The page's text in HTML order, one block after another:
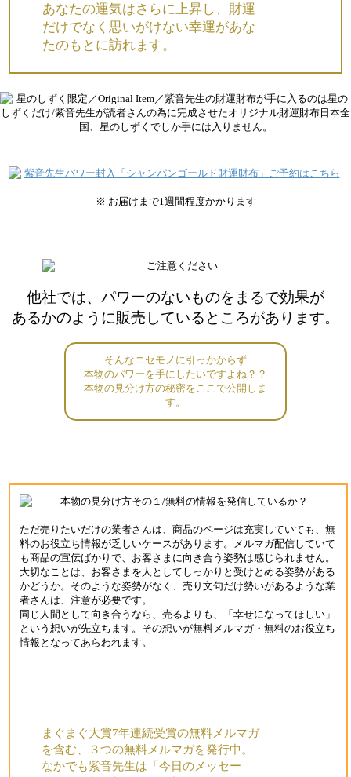
あなたの運気はさらに上昇し、財運
だけでなく思いがけない幸運があな
たのもとに訪れます。
※ お届けまで1週間程度かかります
他社では、パワーのないものをまるで効果が
あるかのように販売しているところがあります。
そんなニセモノに引っかからず
本物のパワーを手にしたいですよね？？
本物の見分け方の秘密をここで公開しま
す。
ただ売りたいだけの業者さんは、商品のページは充実していても、無
料のお役立ち情報が乏しいケースがあります。メルマガ配信していて
も商品の宣伝ばかりで、お客さまに向き合う姿勢は感じられません。
大切なことは、お客さまを人としてしっかりと受けとめる姿勢がある
かどうか。そのような姿勢がなく、売り文句だけ勢いがあるような業
者さんは、注意が必要です。
同じ人間として向き合うなら、売るよりも、「幸せになってほしい」
という想いが先立ちます。その想いが無料メルマガ・無料のお役立ち
情報となってあらわれます。
まぐまぐ大賞7年連続受賞の無料メルマガ
を含む、３つの無料メルマガを発行中。
なかでも紫音先生は「今日のメッセー